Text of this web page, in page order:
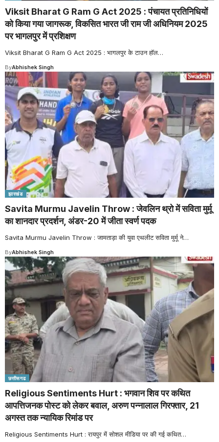
Viksit Bharat G Ram G Act 2025 : पंचायत प्रतिनिधियों
को किया गया जागरूक, विकसित भारत जी राम जी अधिनियम 2025
पर भागलपुर में प्रशिक्षण
Viksit Bharat G Ram G Act 2025 : भागलपुर के टाउन हॉल…
ByAbhishek Singh
झारखंड
Savita Murmu Javelin Throw : जेवलिन थ्रो में सविता मुर्मू
का शानदार प्रदर्शन, अंडर-20 में जीता स्वर्ण पदक
Savita Murmu Javelin Throw : जामताड़ा की युवा एथलीट सविता मुर्मू ने…
ByAbhishek Singh
छत्तीसगढ
Religious Sentiments Hurt : भगवान शिव पर कथित
आपत्तिजनक पोस्ट को लेकर बवाल, अरुण पन्नालाल गिरफ्तार, 21
अगस्त तक न्यायिक रिमांड पर
Religious Sentiments Hurt : रायपुर में सोशल मीडिया पर की गई कथित…